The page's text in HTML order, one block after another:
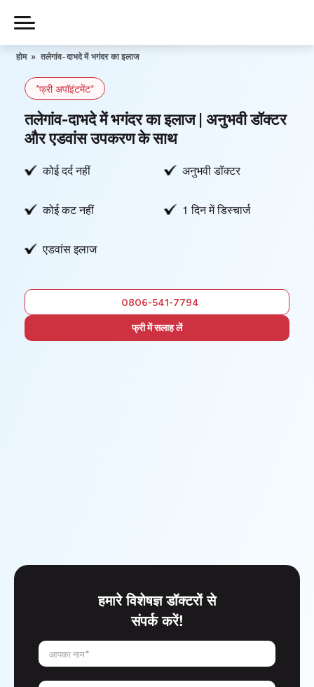
content
Piles
हमारे बारे में
हमसे संपर्क करें
फ्री में सलाह
लें
होम » तलेगांव-दाभदे में भगंदर का इलाज
*फ्री अपॉइंटमेंट*
तलेगांव-दाभदे में भगंदर का इलाज | अनुभवी डॉक्टर
और एडवांस उपकरण के साथ
कोई दर्द नहीं अनुभवी डॉक्टर
कोई कट नहीं 1 दिन में डिस्चार्ज
एडवांस इलाज
0806-541-7794
फ्री में सलाह लें
हमारे विशेषज्ञ डॉक्टरों से
संपर्क करें!
आपका नाम*